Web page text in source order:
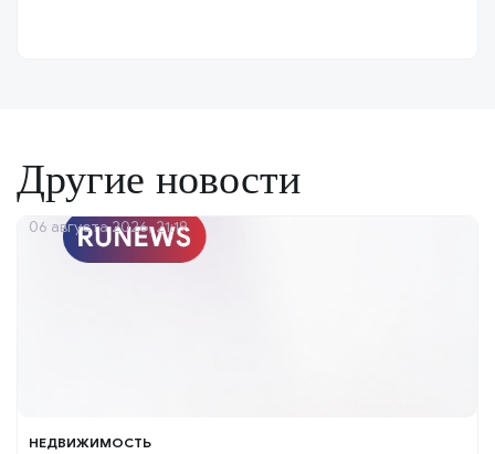
Другие новости
НЕДВИЖИМОСТЬ
06 августа 2026, 21:19